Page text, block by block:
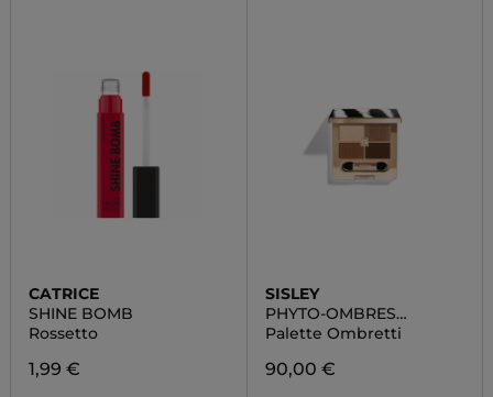
CATRICE
SHINE BOMB
Rossetto
1,99 €
SISLEY
PHYTO-OMBRES
PALETTE
Palette Ombretti
90,00 €